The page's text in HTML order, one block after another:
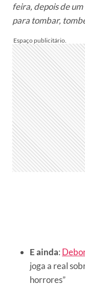
feira, depois de um
para tombar,
E ainda:
joga a real
horrores”